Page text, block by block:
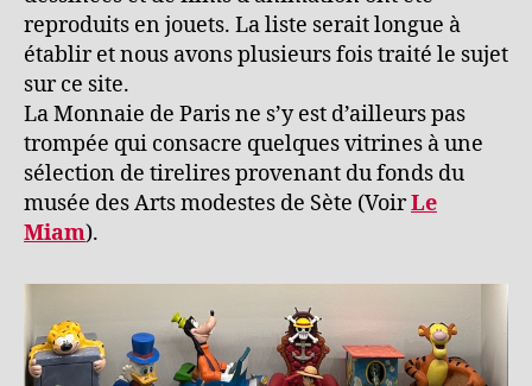
reproduits en jouets. La liste serait longue à
établir et nous avons plusieurs fois traité le sujet
sur ce site.
La Monnaie de Paris ne s’y est d’ailleurs pas
trompée qui consacre quelques vitrines à une
sélection de tirelires provenant du fonds du
musée des Arts modestes de Sète (VoirLe
Miam).